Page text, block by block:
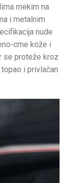
mekim na
i metalnim
nude
crne kože i
se proteže kroz
i privlačan